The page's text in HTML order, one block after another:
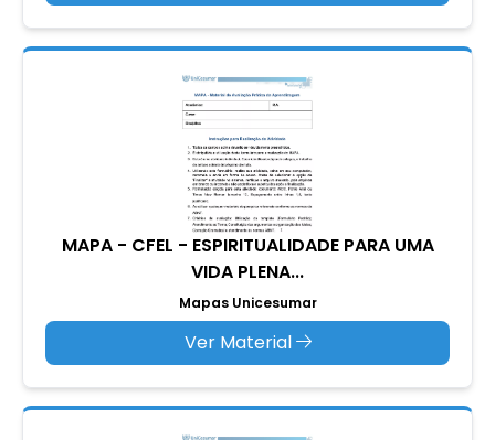
MAPA - CFEL - ESPIRITUALIDADE PARA UMA
VIDA PLENA...
Mapas Unicesumar
Ver Material